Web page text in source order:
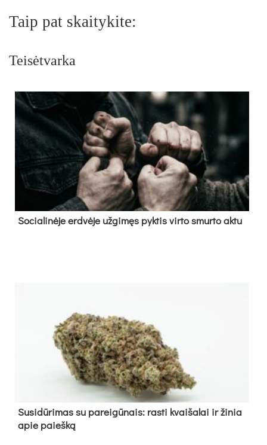
Taip pat skaitykite:
Teisėtvarka
So­cia­li­nė­je erd­vė­je už­gi­męs pyk­tis vir­to smur­to ak­tu
Su­si­dū­ri­mas su pa­rei­gū­nais: ras­ti kvai­ša­lai ir ži­nia
apie paieš­ką